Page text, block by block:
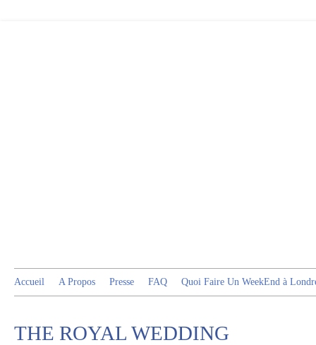
Accueil A Propos Presse FAQ Quoi Faire Un WeekEnd à
THE ROYAL WEDDING